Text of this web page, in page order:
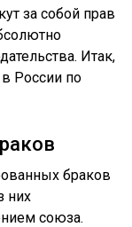
за собой прав
Итак,
в России по
браков
них
союза.